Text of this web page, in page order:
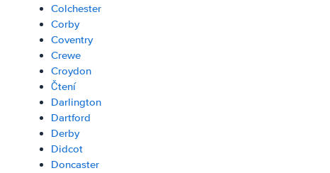
Colchester
Corby
Coventry
Crewe
Croydon
Čtení
Darlington
Dartford
Derby
Didcot
Doncaster